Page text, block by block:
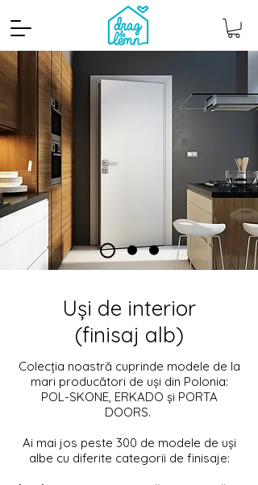
Uși de interior
(finisaj alb)
Colecția noastră cuprinde modele de la
mari producători de uși din Polonia:
POL-SKONE, ERKADO și PORTA
DOORS.
Ai mai jos peste 300 de modele de uși
albe cu diferite categorii de finisaje: